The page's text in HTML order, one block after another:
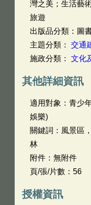
灣之美；生活藝
旅遊
出版品分類：圖
主題分類： 交通
施政分類： 文化
其他詳細資訊
適用對象：青少
娛樂)
關鍵詞：風景區
林
附件：無附件
頁/張/片數：56
授權資訊